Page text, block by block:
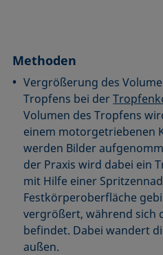
Methode nach Zisman
Mizelle
Netzmittel
Oberflächenaktiv
Oberflächenalter
Oberflächenspannung
Methoden
Vergrößerung des
Tropfens bei der
Volumen des Tropfens
einem motorgetriebenen
werden Bilder
der Praxis wird dabei ein
mit Hilfe einer
Festkörperoberfläche
vergrößert, während sich
befindet. Dabei wandert
außen.